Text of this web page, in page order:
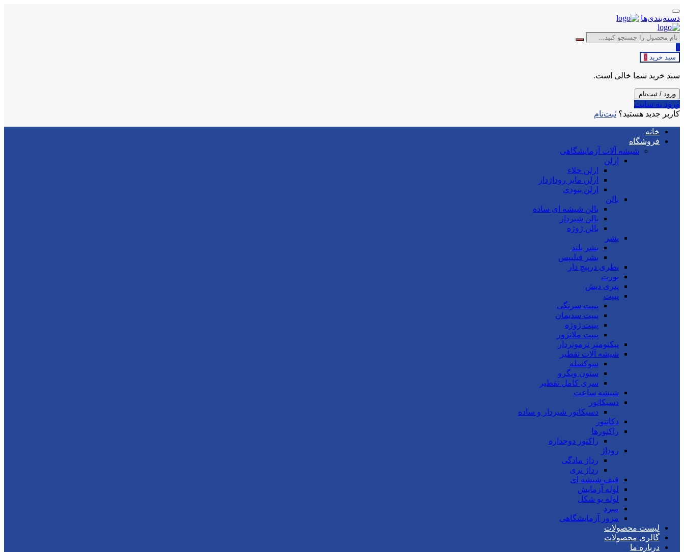
دسته‌بندی‌ها
0
سبد خرید 0
سبد خرید شما خالی است.
ورود / ثبت‌نام
ورود به سایت
کاربر جدید هستید؟ ثبت‌نام
خانه
فروشگاه
شیشه آلات آزمایشگاهی
ارلن
ارلن خلاء
ارلن مایر روداژدار
ارلن بیودی
بالن
بالن شیشه ای ساده
بالن شیردار
بالن ژوژه
بشر
بشر بلند
بشر فیلیپس
بطری درپیچ دار
بورت
پتری دیش
پیپت
پیپت سرنگی
پیپت سدیمان
پیپت ژوژه
پیپت ملانژور
پیکنومتر ترموتردار
شیشه آلات تقطیر
سوکسله
ستون ویگرو
سری کامل تقطیر
شیشه ساعت
دسیکاتور
دسیکاتور شیردار و ساده
دکانتور
راکتورها
راکتور دوجداره
روداژ
رداژ مادگی
رداژ نری
قیف شیشه ای
لوله آزمایش
لوله یو شکل
مبرد
مزور آزمایشگاهی
لیست محصولات
گالری محصولات
درباره ما